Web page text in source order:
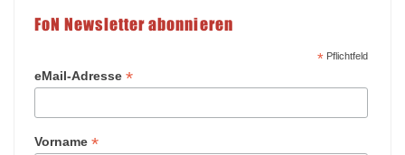
FoN Newsletter abonnieren
*Pflichtfeld
eMail-Adresse *
Vorname *